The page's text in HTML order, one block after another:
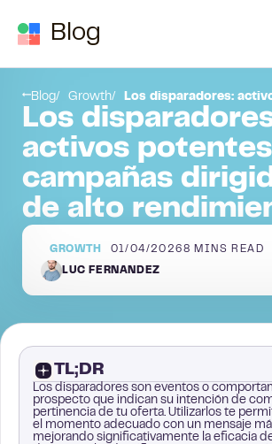
Blog
Blog Growth Los disparadores:
Los
activos
campañas
de alto
GROWTH 01/04/2026 8 MINS READ
LUC FERNANDEZ
TL;DR
Los disparadores son eventos o
prospecto que indican su intención de
pertinencia de tu oferta. Utilizarlos te
el momento adecuado con un mensaje
mejorando significativamente la eficacia